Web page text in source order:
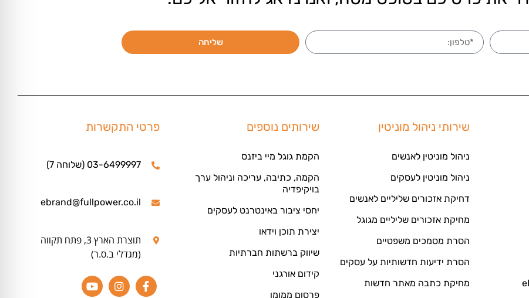
שליחה
שירותי ניהול מוניטין
ניהול מוניטין לאנשים
ניהול מוניטין לעסקים
דחיקת אזכורים שליליים לאנשים
מחיקת אזכורים שליליים מגוגל
הסרת מסמכים משפטיים
הסרת ידיעות חדשותיות על עסקים
מחיקת כתבה מאתר חדשות
שירותים נוספים
הקמת גוגל מיי ביזנס
הקמה, כתיבה, עריכה וניהול ערך
בויקיפדיה
יחסי ציבור באינטרנט לעסקים
יצירת תוכן וידאו
שיווק ברשתות חברתיות
קידום אורגני
פרסום ממומן
פרטי התקשרות
03-6499997 (שלוחה 7)
ebrand@fullpower.co.il
תוצרת הארץ 3, פתח תקווה
(מגדלי ב.ס.ר)